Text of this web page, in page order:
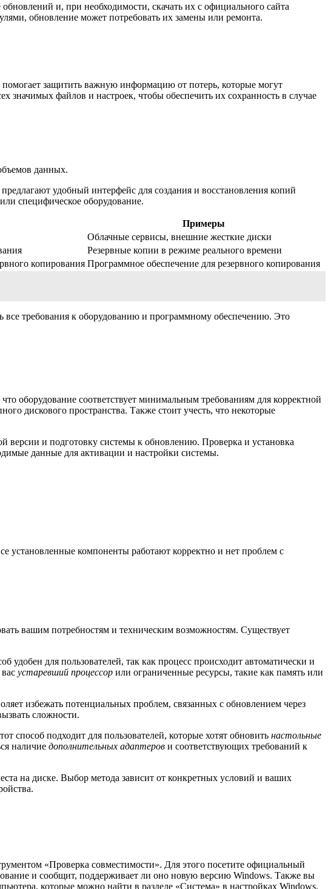
и, при необходимости, скачать их с официального сайта
обновление может потребовать их замены или ремонта.
защитить важную информацию от потерь, которые могут
значимых файлов и настроек, чтобы обеспечить их сохранность в случае
данных.
удобный интерфейс для создания и восстановления копий
специфическое оборудование.
Примеры
Облачные сервисы, внешние жесткие диски
Резервные копии в режиме реального времени
копирования Программное обеспечение для резервного копирования
требования к оборудованию и программному обеспечению. Это
оборудование соответствует минимальным требованиям для корректной
дискового пространства. Также стоит учесть, что некоторые
версии и подготовку системы к обновлению. Проверка и установка
данные для активации и настройки системы.
установленные компоненты работают корректно и нет проблем с
вашим потребностям и техническим возможностям. Существует
удобен для пользователей, так как процесс происходит автоматически и
устаревший процессор или ограниченные ресурсы, такие как память или
избежать потенциальных проблем, связанных с обновлением через
сложности.
способ подходит для пользователей, которые хотят обновить настольные
наличие дополнительных адаптеров и соответствующих требований к
на диске. Выбор метода зависит от конкретных условий и ваших
«Проверка совместимости». Для этого посетите официальный
и сообщит, поддерживает ли оно новую версию Windows. Также вы
которые можно найти в разделе «Система» в настройках Windows.